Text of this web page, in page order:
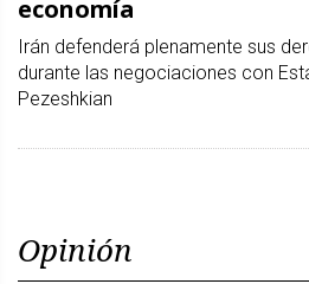
economía
Irán defenderá plenamente sus
durante las negociaciones con
Pezeshkian
Opinión